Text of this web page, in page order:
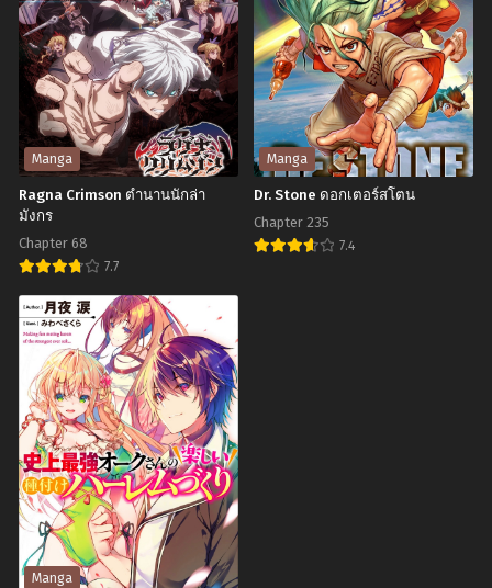
มาร
Manga
Ragna Crimson ตำนานนักล่า
มังกร
Chapter 68
7.7
Ragna
Crimson
ตำนาน
นัก
ล่า
มังกร
Manga
Dr. Stone ดอกเตอร์สโตน
Chapter 235
7.4
Manga